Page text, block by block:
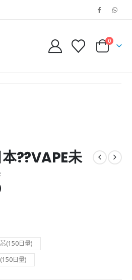
0
??VAPE未
Price
(150日量)
日量)